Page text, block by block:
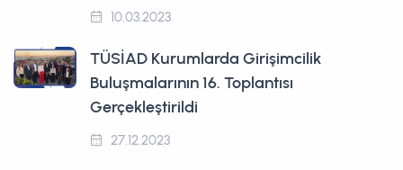
10.03.2023
TÜSİAD Kurumlarda Girişimcilik
Buluşmalarının 16. Toplantısı
Gerçekleştirildi
27.12.2023